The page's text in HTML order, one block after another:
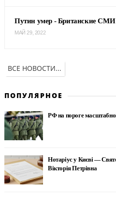
Путин умер - Британские СМИ
МАЙ 29, 2022
ВСЕ НОВОСТИ...
ПОПУЛЯРНОЕ
РФ на пороге
Нотаріус у Києві —
Вікторія Петрівна